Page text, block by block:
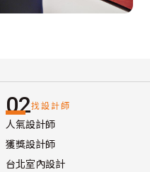
02找設計師
人氣設計師
獲獎設計師
台北室內設計